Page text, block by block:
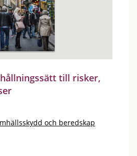
till risker,
och beredskap